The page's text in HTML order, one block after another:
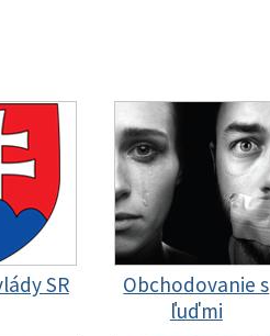
SR
Obchodovanie s
ľuďmi